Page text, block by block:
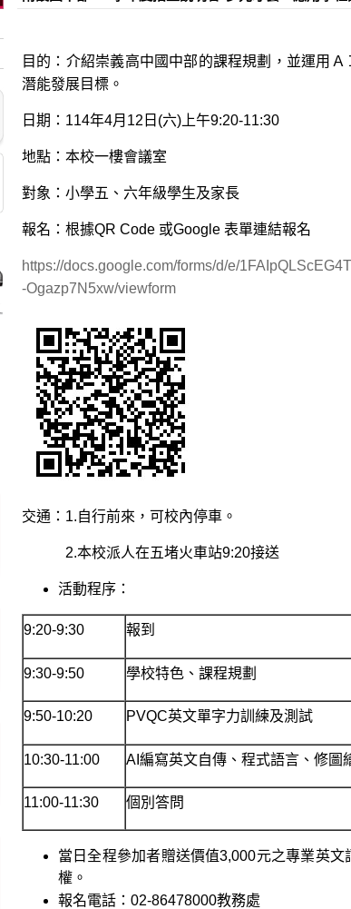
目的：介紹崇義高中國中部的課程規劃，並運用
潛能發展目標。
日期：114年4月12日(六)上午9:20-11:30
地點：本校一樓會議室
對象：小學五、六年級學生及家長
報名：根據QR Code 或Google 表單連結報名
https://docs.google.com/forms/d/e/
-Ogazp7N5xw/viewform
交通：1.自行前來，可校內停車。
2.本校派人在五堵火車站9:20接送
活動程序：
9:20-9:30 報到
9:30-9:50 學校特色、課程規劃
9:50-10:20 PVQC英文單字力訓練及測試
10:30-11:00 AI編寫英文自傳、程式語言、修圖
11:00-11:30 個別答問
當日全程參加者贈送價值3,000元之專業英
權。
報名電話：02-86478000教務處